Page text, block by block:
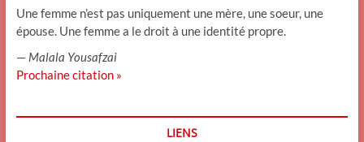
Une femme n’est pas uniquement une mère, une soeur, une
épouse. Une femme a le droit à une identité propre.
— Malala Yousafzai
Prochaine citation »
LIENS